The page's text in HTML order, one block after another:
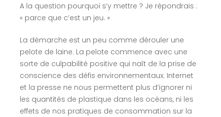
A la question pourquoi s’y mettre ? Je répondrais :
« parce que c’est un jeu. »
La démarche est un peu comme dérouler une
pelote de laine. La pelote commence avec une
sorte de culpabilité positive qui naît de la prise de
conscience des défis environnementaux. Internet
et la presse ne nous permettent plus d’ignorer ni
les quantités de plastique dans les océans, ni les
effets de nos pratiques de consommation sur la